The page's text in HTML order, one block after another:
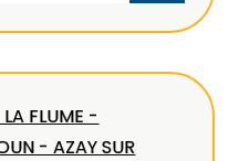
FLUME -
- AZAY SUR